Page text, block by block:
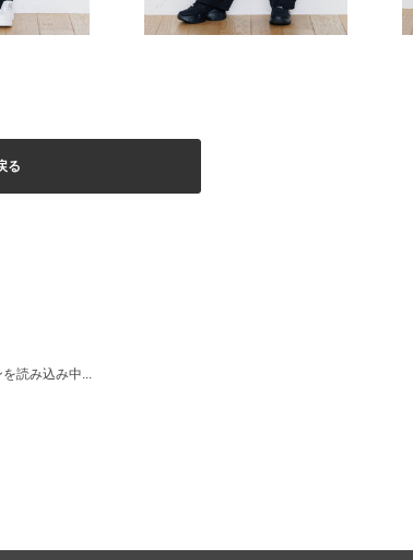
る
読み込み中...